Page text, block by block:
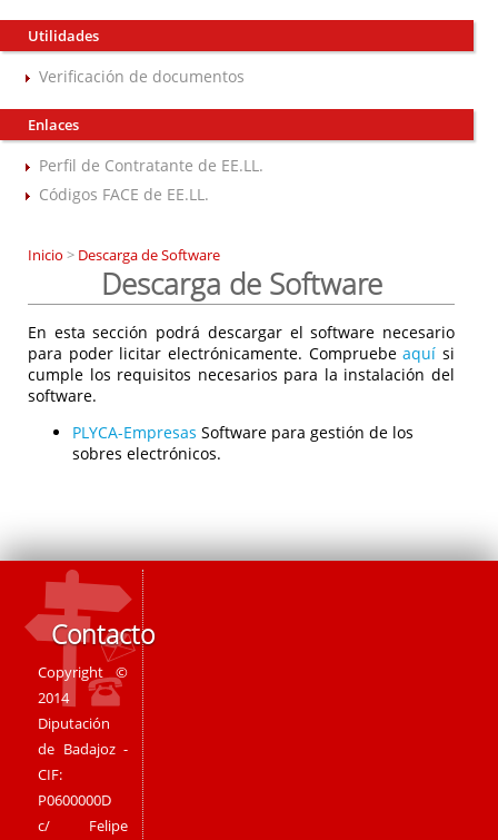
Utilidades
Verificación de documentos
Enlaces
Perfil de Contratante de EE.LL.
Códigos FACE de EE.LL.
Inicio > Descarga de Software
Descarga de Software
En esta sección podrá descargar el software necesario
para poder licitar electrónicamente. Compruebeaquí si
cumple los requisitos necesarios para la instalación del
software.
PLYCA-Empresas Software para gestión de los
sobres electrónicos.
Contacto
Copyright ©
2014
Diputación
de Badajoz -
CIF:
P0600000D
c/ Felipe